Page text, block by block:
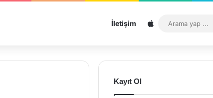
İletişim Sitemap
Kayıt Ol